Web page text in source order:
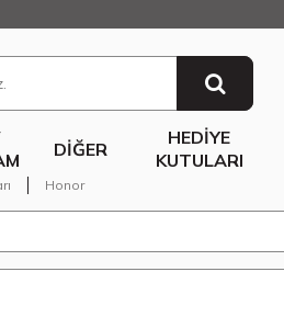
DIĞER
HEDIYE
KUTULARI
Honor